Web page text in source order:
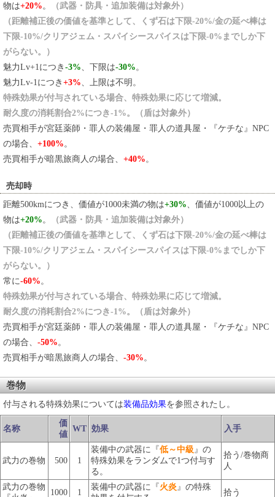
物は+20% 。
（武器・防具・追加装備は対象外）
（距離補正後の価値を基準として、くず石は下限-20%/金の延べ棒は
下限-10%/クリアジェム・スパイシースパイスは下限-0%までしか下
がらない。）
魅力Lv+1につき -3% 、下限は-30% 。
魅力Lv-1につき +3% 、上限は不明。
特殊効果が付与されている場合、特殊効果に応じて増減。
耐久度の消耗割合2%につき-1%。（盾は対象外）
売買相手が宮廷薬師・罪人の装備屋・罪人の道具屋・『ケチな』NPC
の場合、 +100% 。
売買相手が暗黒旅商人の場合、 +40% 。
売却時
距離500kmにつき、価値が1000未満の物は+30% 、価値が1000以上の
物は+20% 。
（武器・防具・追加装備は対象外）
（距離補正後の価値を基準として、くず石は下限-20%/金の延べ棒は
下限-10%/クリアジェム・スパイシースパイスは下限-0%までしか下
がらない。）
常に-60% 。
特殊効果が付与されている場合、特殊効果に応じて増減。
耐久度の消耗割合2%につき-1%。（盾は対象外）
売買相手が宮廷薬師・罪人の装備屋・罪人の道具屋・『ケチな』NPC
の場合、 -50% 。
売買相手が暗黒旅商人の場合、 -30% 。
巻物
付与される特殊効果については装備品効果を参照されたし。
名称
価
値
WT 効果 入手
武力の巻物 500 1
装備中の武器に『低～中級 』の
特殊効果をランダムで1つ付与す
る。
拾う/巻物商
人
武力の巻物
1000 1
装備中の武器に『火炎 』の特殊
拾う